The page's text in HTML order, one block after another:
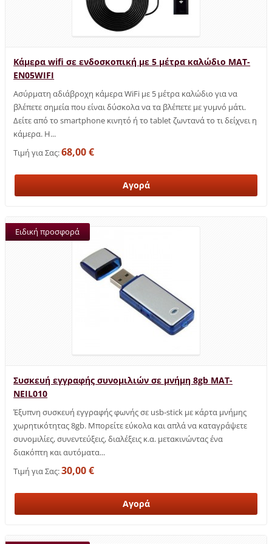
Κάμερα wifi σε ενδοσκοπική με 5 μέτρα καλώδιο MAT-
EN05WIFI
Ασύρματη αδιάβροχη κάμερα WiFi με 5 μέτρα καλώδιο για να
βλέπετε σημεία που είναι δύσκολα να τα βλέπετε με γυμνό μάτι.
Δείτε από το smartphone κινητό ή το tablet ζωντανά το τι δείχνει η
κάμερα. Η...
Τιμή για Σας:68,00 €
Συσκευή εγγραφής συνομιλιών σε μνήμη 8gb MAT-
NEIL010
Ειδική προσφορά
Έξυπνη συσκευή εγγραφής φωνής σε usb-stick με κάρτα μνήμης
χωρητικότητας 8gb. Μπορείτε εύκολα και απλά να καταγράψετε
συνομιλίες, συνεντεύξεις, διαλέξεις κ.α. μετακινώντας ένα
διακόπτη και αυτόματα...
Τιμή για Σας:30,00 €